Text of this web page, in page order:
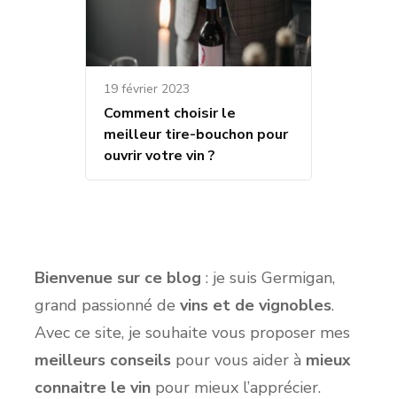
19 février 2023
Comment choisir le
meilleur tire-bouchon pour
ouvrir votre vin ?
Bienvenue sur ce blog : je suis Germigan,
grand passionné de vins et de vignobles.
Avec ce site, je souhaite vous proposer mes
meilleurs conseils pour vous aider à mieux
connaitre le vin pour mieux l’apprécier.